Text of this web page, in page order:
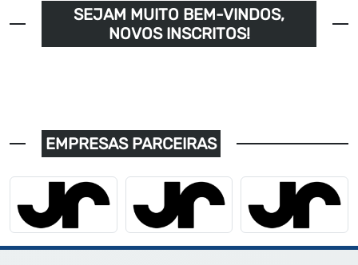
SEJAM MUITO BEM-VINDOS,
NOVOS INSCRITOS!
EMPRESAS PARCEIRAS